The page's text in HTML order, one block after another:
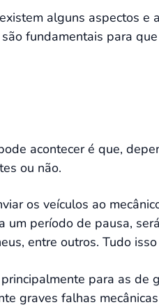
alguns aspectos e
fundamentais para
acontecer é que,
ou não.
os veículos ao
um período de pausa,
entre outros. Tudo
para as de
graves falhas